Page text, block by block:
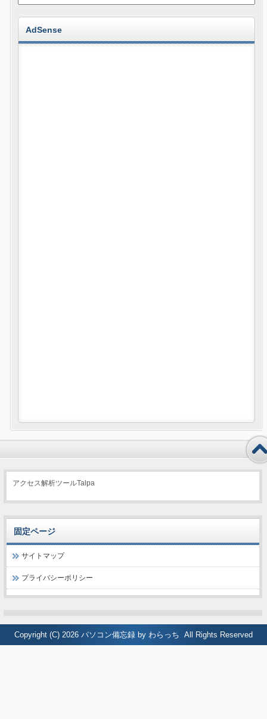
AdSense
アクセス解析ツールTalpa
固定ページ
サイトマップ
プライバシーポリシー
Copyright (C) 2026 パソコン備忘録 by わらっち All Rights Reserved